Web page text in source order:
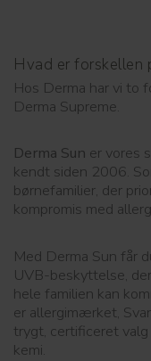
Hvad er forskellen
Hos Derma har vi to
Derma Supreme.
Derma Sun er vores
kendt siden 2006.
børnefamilier, der
kompromis med
Med Derma Sun får
UVB-beskyttelse,
hele familien kan
er allergimærket,
trygt, certificeret
kemi.